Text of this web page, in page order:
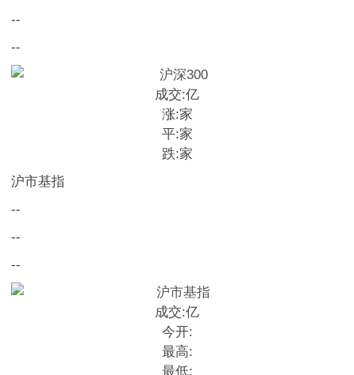
--
--
成交:亿
涨:家
平:家
跌:家
沪市基指
--
--
--
成交:亿
今开:
最高:
最低: